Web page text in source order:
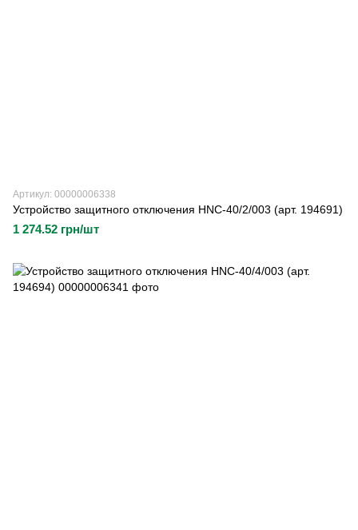
Артикул: 00000006338
Устройство защитного отключения HNC-40/2/003 (арт. 194691)
1 274.52 грн/шт